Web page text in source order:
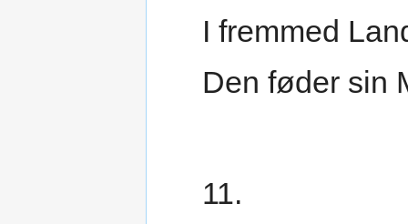
I fremmed
Den føder sin
11.